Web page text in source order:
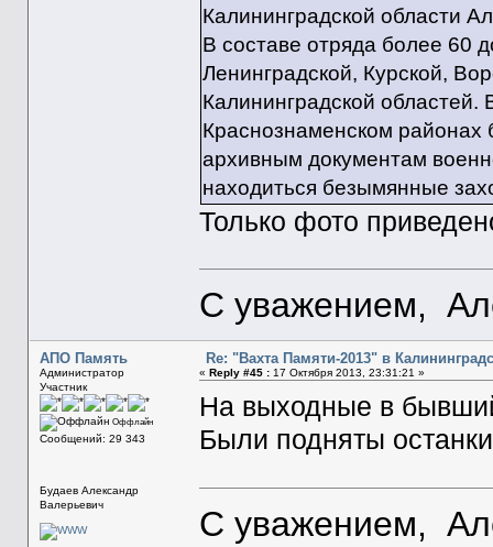
Калининградской области
В составе отряда более 60
Ленинградской, Курской,
Калининградской
Краснознаменском районах
архивным документам
находиться безымянные
Только фото
С уважением,
АПО Память
Администратор
Участник
Оффлайн
Сообщений: 29 343
Будаев Александр
Валерьевич
Re: "Вахта Памяти-2013" в
« Reply #45 :17 Октября 2013, 23:31:21 »
На выходные в
Были подняты
С уважением,